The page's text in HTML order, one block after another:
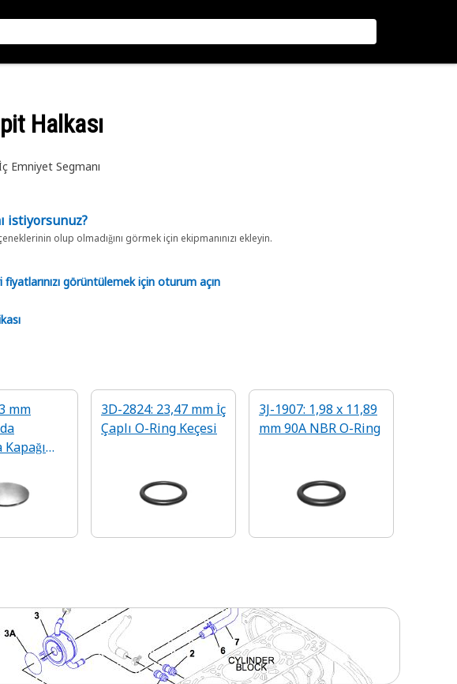
Halkası
Emniyet Segmanı
istiyorsunuz?
olup olmadığını görmek için ekipmanınızı ekleyin.
fiyatlarınızı görüntülemek için oturum açın
mm
3D-2824: 23,47 mm İç
Çaplı O-Ring Keçesi
3J-1907: 1,98 x 11,89
mm 90A NBR O-Ring